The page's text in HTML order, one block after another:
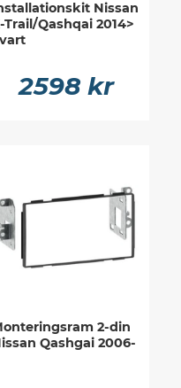
Nissan
Trail/Qashqai 2014>
2598 kr
2-din
Qashgai 2006-